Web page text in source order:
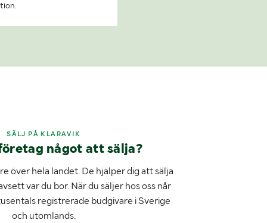
SÄLJ PÅ KLARAVIK
något att sälja?
över hela landet. De hjälper dig att sälja
var du bor. När du säljer hos oss når
registrerade budgivare i Sverige
och utomlands.